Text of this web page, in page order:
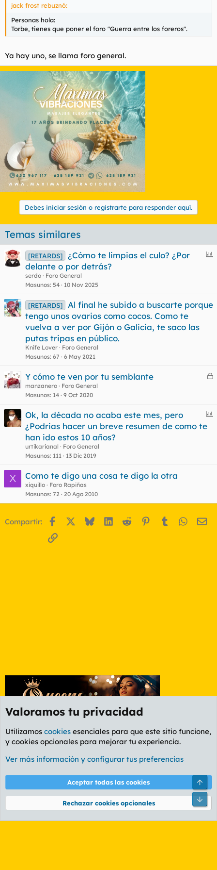
jack frost rebuznó:
Personas hola:
Torbe, tienes que poner el foro "Guerra entre los foreros".
Ya hay uno, se llama foro general.
Debes iniciar sesión o registrarte para responder aquí.
Temas similares
E
e
s
[RETARDS]
¿Cómo te limpias el culo? ¿Por
delante o por detrás?
serdo
Foro General
Masunos 54 10 Nov 2025
[RETARDS]
Al final he subido a buscarte porque
tengo unos ovarios como cocos. Como te
vuelva a ver por Gijón o Galicia, te saco las
putas tripas en público.
Knife Lover
Foro General
Masunos 67 6 May 2021
C
r
a
Y cómo te ven por tu semblante
manzanero
Foro General
Masunos 14 9 Oct 2020
E
s
Ok, la década no acaba este mes, pero
¿Podrias hacer un breve resumen de como te
han ido estos 10 años?
urtikarianal
Foro General
Masunos 111 13 Dic 2019
X Como te digo una cosa te digo la otra
xiquillo
Foro Rapiñas
Masunos 72 20 Ago 2010
Compartir: Facebook BlueskyLinkedIn
Reddit Pinterest
Tumblr
Enlace
Foro General
Cookies
PL OLDSTYLE AMARILLO
Términos y reglas Política de privacidad Ayuda
Community platform by XenForo® © 2010-2026 XenForo Ltd.
Valoramos tu privacidad
Utilizamos cookies esenciales para que este sitio funcione,
y cookies opcionales para mejorar tu experiencia.
Ver más información y configurar tus preferencias
Aceptar todas las cookies
Rechazar cookies opcionales
Pie